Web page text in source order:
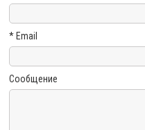
* Email
Сообщение